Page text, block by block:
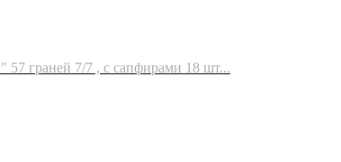
57 граней 7/7 , с сапфирами 18 шт...